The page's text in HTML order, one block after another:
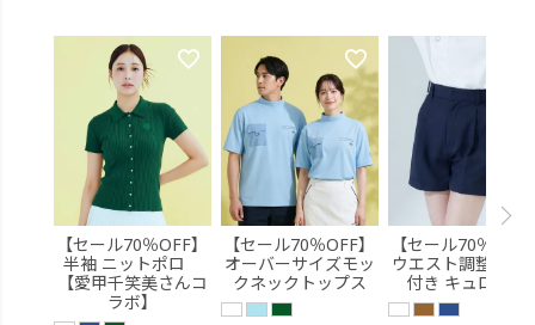
【セール70％OFF】
半袖 ニットポロ
【愛甲千笑美さんコ
ラボ】
【セール70％OFF】
オーバーサイズモッ
クネックトップス
【セール70％OFF
ウエスト調整ベル
付き キュロット